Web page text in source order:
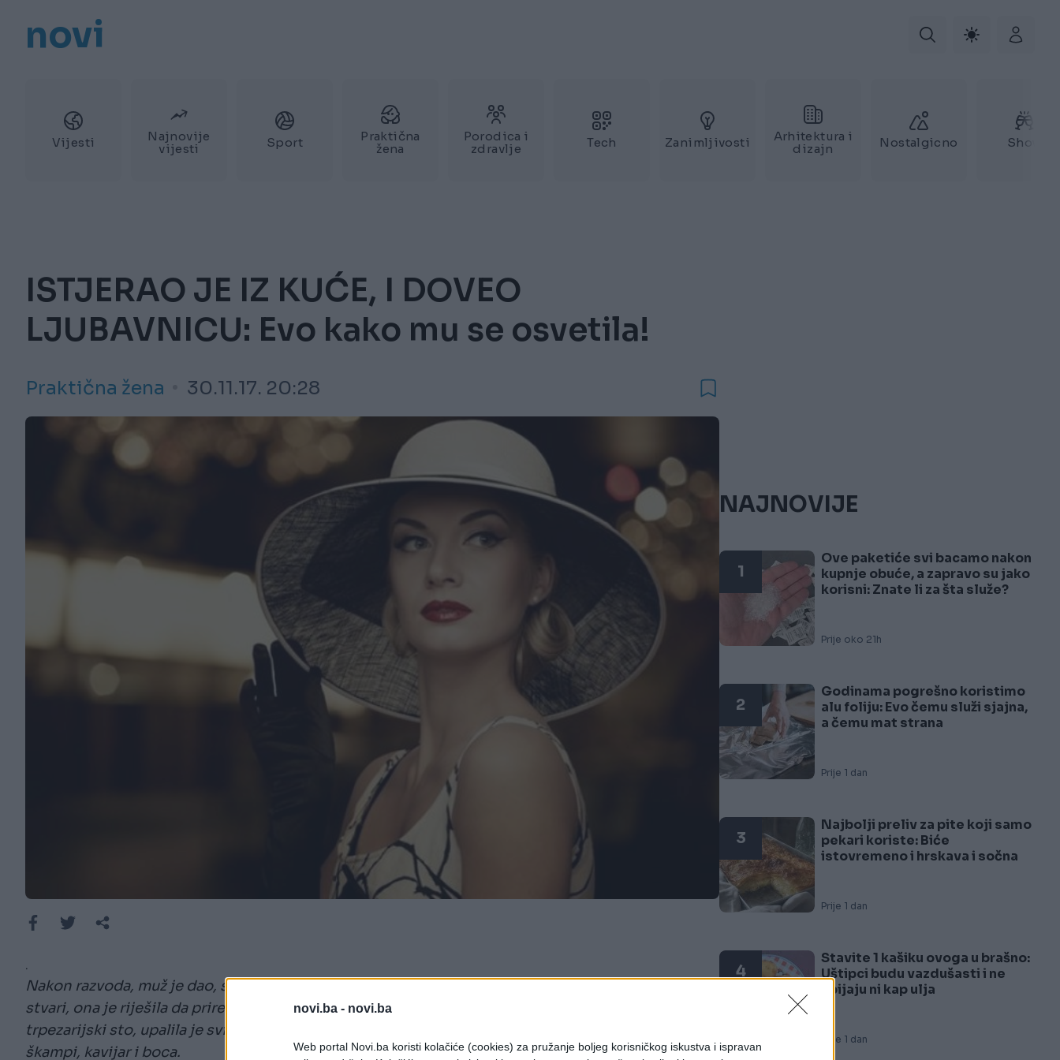
novi.ba - novi.ba
Web portal Novi.ba koristi kolačiće (cookies) za pružanje boljeg korisničkog iskustva i ispravan
novi
Vijesti
Najnovije
vijesti
Sport
Praktična
žena
Porodica i
zdravlje
Tech Zanimljivosti
Arhitektura i
dizajn
Nostalgicno Show
ISTJERAO JE IZ KUĆE, I DOVEO
LJUBAVNICU: Evo kako mu se osvetila!
Praktična žena 30.11.17. 20:28
.
Nakon razvoda, muž je dao, sada već bivšoj supruzi, samo jedan dan da se iseli. Spakovavši svoje
stvari, ona je riješila da priredi sebi oproštajnu večeru: poslednji put je sjela za ogroman, prelijep
trpezarijski sto, upalila je svijeće, pustila opuštajuću muziku i servirala sebi večeru. Na stolu su bili
škampi, kavijar i boca.
NAJNOVIJE
1
Ove paketiće svi bacamo nakon
kupnje obuće, a zapravo su jako
korisni: Znate li za šta služe?
Prije oko 21h
2
Godinama pogrešno koristimo
alu foliju: Evo čemu služi sjajna,
a čemu mat strana
Prije 1 dan
3
Najbolji preliv za pite koji samo
pekari koriste: Biće
istovremeno i hrskava i sočna
Prije 1 dan
4
Stavite 1 kašiku ovoga u brašno:
Uštipci budu vazdušasti i ne
upijaju ni kap ulja
Prije 1 dan